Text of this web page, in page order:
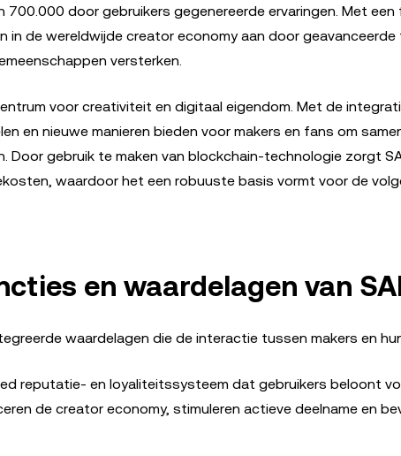
700.000 door gebruikers gegenereerde ervaringen. Met
in de wereldwijde creator economy aan door
versterken.
voor creativiteit en digitaal eigendom. Met de
en nieuwe manieren bieden voor makers en fans om
Door gebruik te maken van blockchain-technologie zorgt
waardoor het een robuuste basis vormt voor de
en waardelagen van
waardelagen die de interactie tussen makers en
reputatie- en loyaliteitssysteem dat gebruikers beloont
de creator economy, stimuleren actieve deelname en